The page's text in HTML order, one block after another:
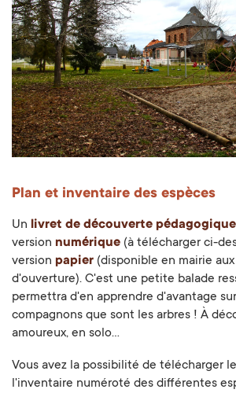
Plan et inventaire des espèces
Un livret de découverte pédagogique
version numérique (à télécharger ci-
version papier (disponible en mairie
d'ouverture). C'est une petite balade
permettra d'en apprendre d'avantage
compagnons que sont les arbres ! À
amoureux, en solo...
Vous avez la possibilité de télécharger
l'inventaire numéroté des différentes